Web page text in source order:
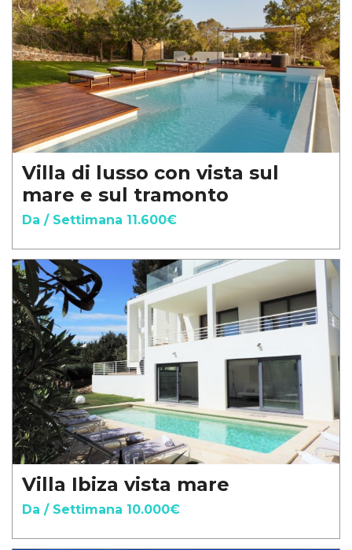
Villa di lusso con vista sul
mare e sul tramonto
Da / Settimana 11.600€
Villa Ibiza vista mare
Da / Settimana 10.000€